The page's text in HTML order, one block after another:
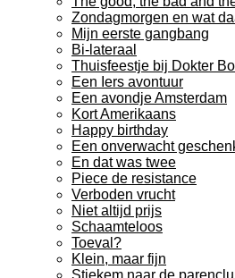
Zondagmorgen en wat
Mijn eerste gangbang
Bi-lateraal
Thuisfeestje bij Dokter
Een Iers avontuur
Een avondje Amsterdam
Kort Amerikaans
Happy birthday
Een onverwacht
En dat was twee
Piece de resistance
Verboden vrucht
Niet altijd prijs
Schaamteloos
Toeval?
Klein, maar fijn
Stiekem naar de